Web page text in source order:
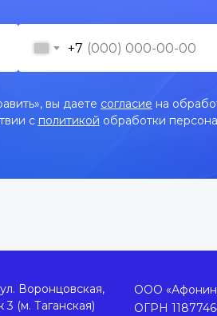
+7
вы даете согласие на
с политикой обработки
Воронцовская,
3 (м. Таганская)
ООО
ОГРН